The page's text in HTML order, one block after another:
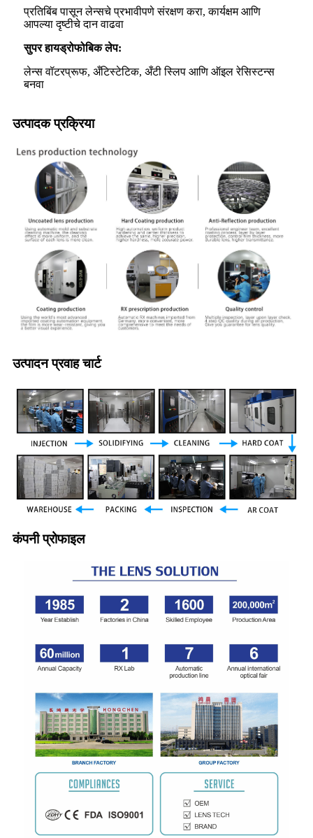
प्रतिबिंब पासून लेन्सचे प्रभावीपणे संरक्षण करा, कार्यक्षम आणि
आपल्या दृष्टीचे दान वाढवा
सुपर हायड्रोफोबिक लेप:
लेन्स वॉटरप्रूफ, अँटिस्टेटिक, अँटी स्लिप आणि ऑइल रेसिस्टन्स
बनवा
उत्पादक प्रक्रिया
उत्पादन प्रवाह चार्ट
कंपनी प्रोफाइल